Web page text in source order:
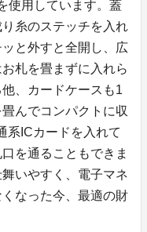
使用しています。蓋
糸のステッチを入れ
と外すと全開し、広
札を畳まずに入れら
、カードケースも1
んでコンパクトに収
系ICカードを入れて
を通ることもできま
いやすく、電子マネ
なった今、最適の財